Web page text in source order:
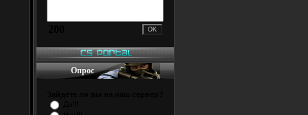
Опрос